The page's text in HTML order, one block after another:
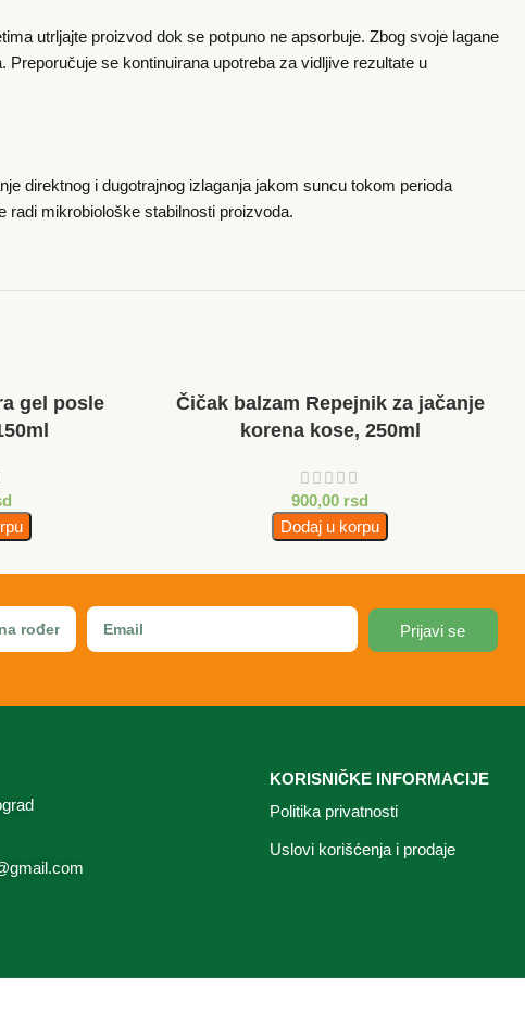
utrljajte proizvod dok se potpuno ne apsorbuje. Zbog svoje lagane
se kontinuirana upotreba za vidljive rezultate u
direktnog i dugotrajnog izlaganja jakom suncu tokom perioda
radi mikrobiološke stabilnosti proizvoda.
gel posle
Čičak balzam Repejnik za jačanje
korena kose, 250ml
900,00 rsd
Dodaj u korpu
Prijavi se
KORISNIČKE INFORMACIJE
Politika privatnosti
Uslovi korišćenja i prodaje